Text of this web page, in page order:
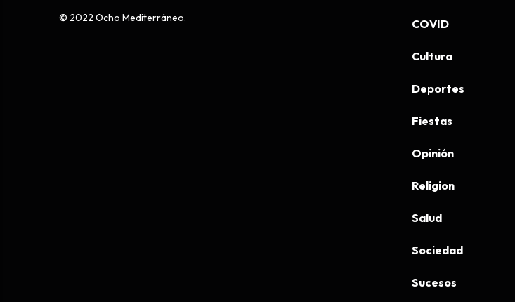
© 2022 Ocho Mediterráneo. COVID
Cultura
Deportes
Fiestas
Opinión
Religion
Salud
Sociedad
Sucesos